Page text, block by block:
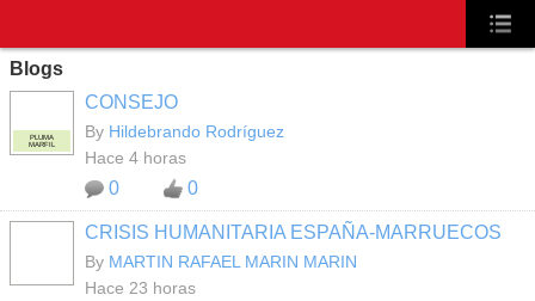
Blogs
PLUMA
MARFIL
CONSEJO
By Hildebrando Rodríguez
Hace 4 horas
0 0
CRISIS HUMANITARIA ESPAÑA-MARRUECOS
By MARTIN RAFAEL MARIN MARIN
Hace 23 horas